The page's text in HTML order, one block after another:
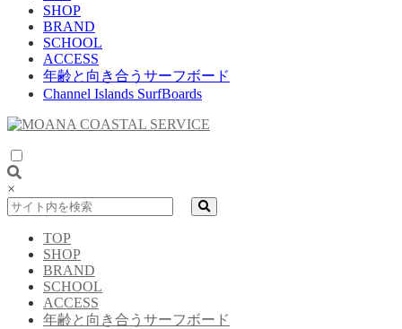
SHOP
BRAND
SCHOOL
ACCESS
年齢と向き合うサーフボード
Channel Islands SurfBoards
×
TOP
SHOP
BRAND
SCHOOL
ACCESS
年齢と向き合うサーフボード